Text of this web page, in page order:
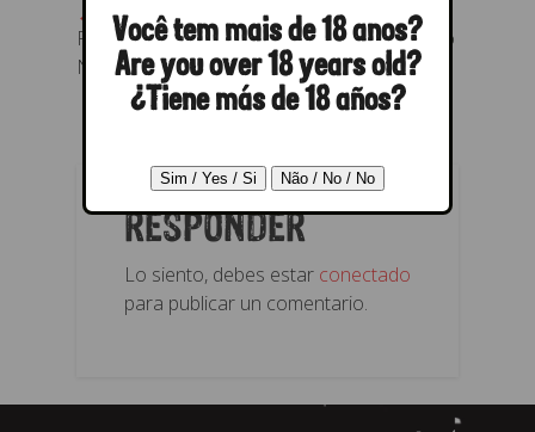
← Anterior Próximo →
Padoca cheia prestigiando a visita do Mauro
Nogueira
RESPONDER
Lo siento, debes estar conectado
para publicar un comentario.
Você tem mais de 18 anos?
Are you over 18 years old?
¿Tiene más de 18 años?